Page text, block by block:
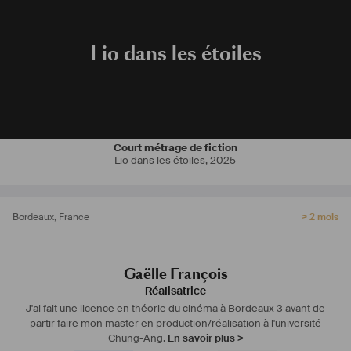
Lio dans les étoiles
Court métrage de fiction
Lio dans les étoiles,2025
Bordeaux, France > 2 mois
Gaëlle François
Réalisatrice
J'ai fait une licence en théorie du cinéma à Bordeaux 3 avant de
partir faire mon master en production/réalisation à l'université
Chung-Ang. En savoir plus >